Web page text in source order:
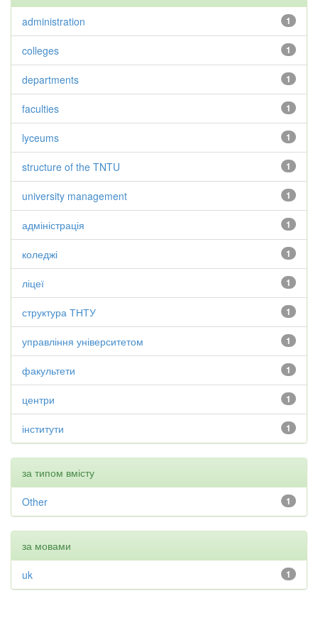
1
administration
1
colleges
1
departments
1
faculties
1
lyceums
1
structure of the TNTU
1
university management
1
адміністрація
1
коледжі
1
ліцеї
1
структура ТНТУ
1
управління університетом
1
факультети
1
центри
1
інститути
за типом вмісту
1
Other
за мовами
1
uk